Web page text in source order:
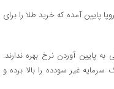
پایین آمده که خرید طلا را برای
پایین آوردن نرخ بهره ندارند.
غیر سودده را بالا برده و